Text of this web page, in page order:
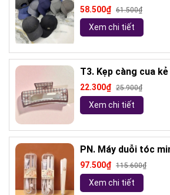
58.500₫ 61.500₫
Xem chi tiết
T3. Kẹp càng cua
22.300₫ 25.900₫
Xem chi tiết
PN. Máy duỗi tóc
97.500₫ 115.600₫
Xem chi tiết